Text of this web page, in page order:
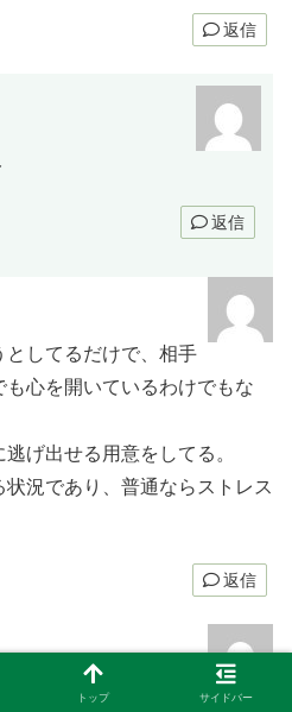
返信
返信
としてるだけで、相手
心を開いているわけでもな
げ出せる用意をしてる。
況であり、普通ならストレス
返信
トップ サイドバー